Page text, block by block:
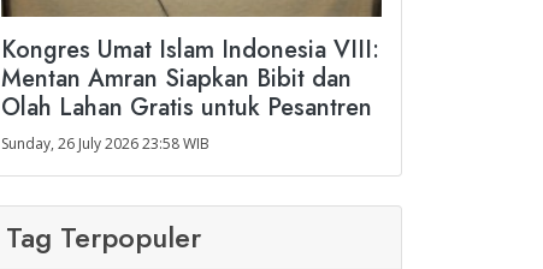
Kongres Umat Islam Indonesia VIII:
Mentan Amran Siapkan Bibit dan
Olah Lahan Gratis untuk Pesantren
Sunday, 26 July 2026 23:58 WIB
Tag Terpopuler